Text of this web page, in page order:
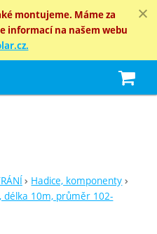
montujeme. Máme za
informací na našem webu
Hadice, komponenty
délka 10m, průměr 102-